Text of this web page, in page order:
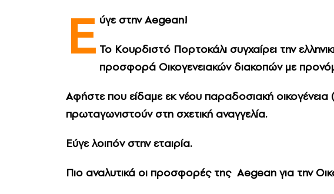
E ύγε στην Aegean!
Το Κουρδιστό Πορτοκάλι συγχαίρει την
προσφορά Οικογενειακών διακοπών με
Αφήστε που είδαμε εκ νέου παραδοσιακή
πρωταγωνιστούν στη σχετική αναγγελία.
Εύγε λοιπόν στην εταιρία.
Πιο αναλυτικά οι προσφορές της Αegean για την